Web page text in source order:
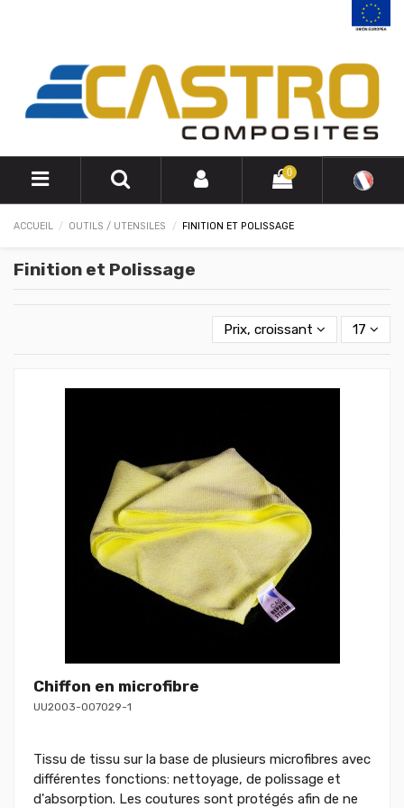
0
ACCUEIL OUTILS / UTENSILES FINITION ET POLISSAGE
Finition et Polissage
Prix, croissant 17
Chiffon en microfibre
UU2003-007029-1
Tissu de tissu sur la base de plusieurs microfibres avec
différentes fonctions: nettoyage, de polissage et
d'absorption. Les coutures sont protégés afin de ne